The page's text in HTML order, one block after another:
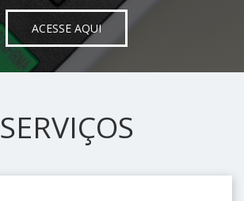
ACESSE AQUI
SERVIÇOS